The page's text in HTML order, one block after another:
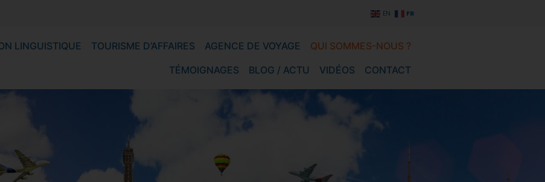
EN FR
LINGUISTIQUE TOURISME D’AFFAIRES AGENCE DE VOYAGE
QUI SOMMES-NOUS ?
TÉMOIGNAGES
BLOG / ACTU VIDÉOS CONTACT